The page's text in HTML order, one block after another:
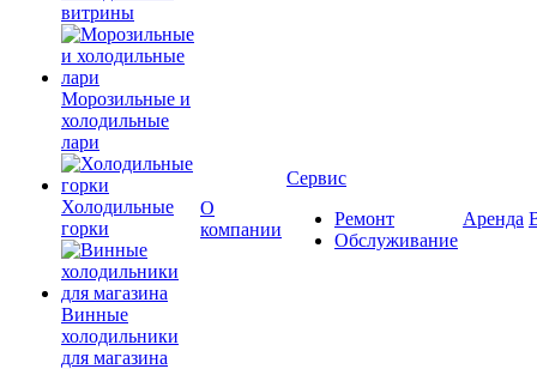
витрины
Морозильные и
холодильные
лари
Холодильные
горки
Винные
холодильники
для магазина
О
компании
Сервис
Ремонт
Обслуживание
Аренда